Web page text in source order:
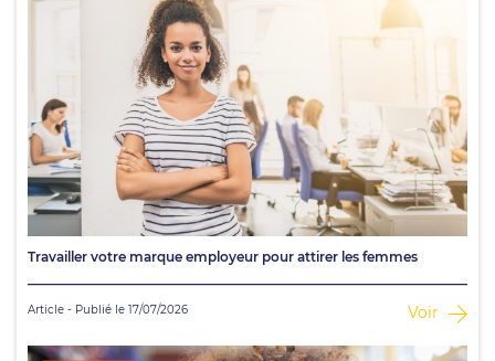
Travailler votre marque employeur pour attirer les femmes
Article - Publié le 17/07/2026 Voir